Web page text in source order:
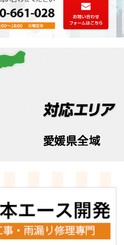
愛媛県全域